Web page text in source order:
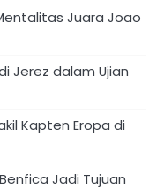
Juara Joao
Jerez dalam Ujian
Kapten Eropa di
Jadi Tujuan